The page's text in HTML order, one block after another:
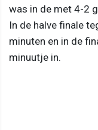
was in de met 4-2
In de halve finale
minuten en in de
minuutje in.